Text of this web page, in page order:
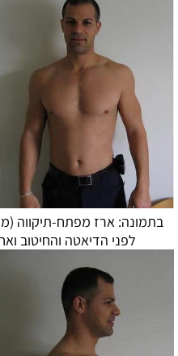
בתמונה: ארז מפתח-תיקווה
לפני הדיאטה והחיטוב